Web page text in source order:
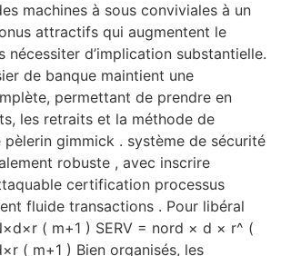
machines à sous conviviales à un
attractifs qui augmentent le
nécessiter d’implication substantielle.
de banque maintient une
permettant de prendre en
les retraits et la méthode de
pèlerin gimmick . système de sécurité
robuste , avec inscrire
certification processus
fluide transactions . Pour libéral
( m+1 ) SERV = nord × d × r^ (
( m+1 ) Bien organisés, les